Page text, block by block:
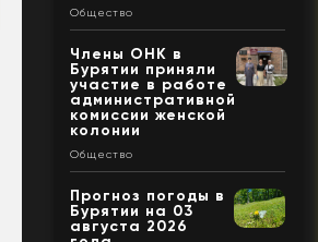
Общество
Члены ОНК в
Бурятии приняли
участие в работе
административной
комиссии женской
колонии
Общество
Прогноз погоды в
Бурятии на 03
августа 2026